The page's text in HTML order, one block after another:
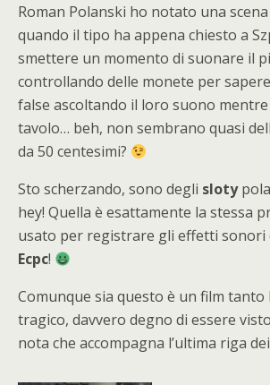
Roman Polanski ho notato una
quando il tipo ha appena chiesto a
smettere un momento di suonare il
controllando delle monete per
false ascoltando il loro suono
tavolo… beh, non sembrano quasi
da 50 centesimi?
Sto scherzando, sono degli sloty
hey! Quella è esattamente la stessa
usato per registrare gli effetti sonori
Ecpc!
Comunque sia questo è un film
tragico, davvero degno di essere
nota che accompagna l’ultima riga